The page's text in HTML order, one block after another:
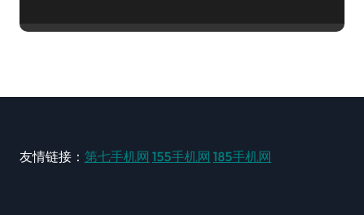
友情链接： 第七手机网 155手机网 185手机网